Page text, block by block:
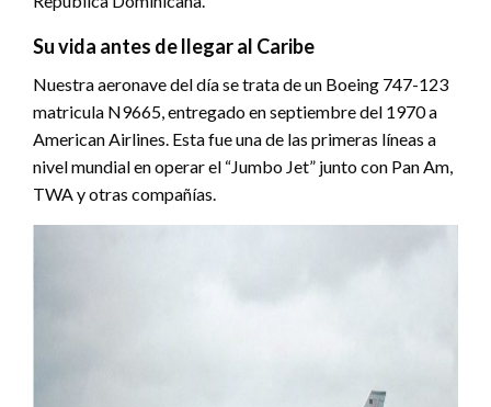
Su vida antes de llegar al Caribe
Nuestra aeronave del día se trata de un Boeing 747-123
matricula N9665, entregado en septiembre del 1970 a
American Airlines. Esta fue una de las primeras líneas a
nivel mundial en operar el “Jumbo Jet” junto con Pan Am,
TWA y otras compañías.